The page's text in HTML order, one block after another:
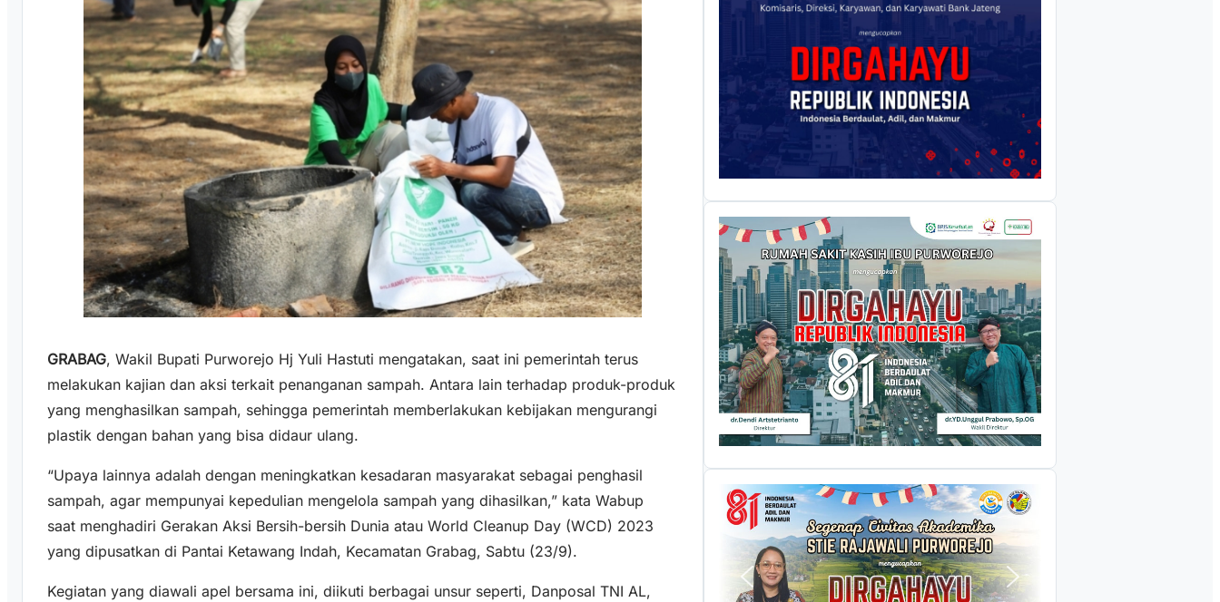
GRABAG, Wakil Bupati Purworejo Hj Yuli Hastuti mengatakan, saat ini pemerintah terus
melakukan kajian dan aksi terkait penanganan sampah. Antara lain terhadap produk-produk
yang menghasilkan sampah, sehingga pemerintah memberlakukan kebijakan mengurangi
plastik dengan bahan yang bisa didaur ulang.
“Upaya lainnya adalah dengan meningkatkan kesadaran masyarakat sebagai penghasil
sampah, agar mempunyai kepedulian mengelola sampah yang dihasilkan,” kata Wabup
saat menghadiri Gerakan Aksi Bersih-bersih Dunia atau World Cleanup Day (WCD) 2023
yang dipusatkan di Pantai Ketawang Indah, Kecamatan Grabag, Sabtu (23/9).
Kegiatan yang diawali apel bersama ini, diikuti berbagai unsur seperti, Danposal TNI AL,